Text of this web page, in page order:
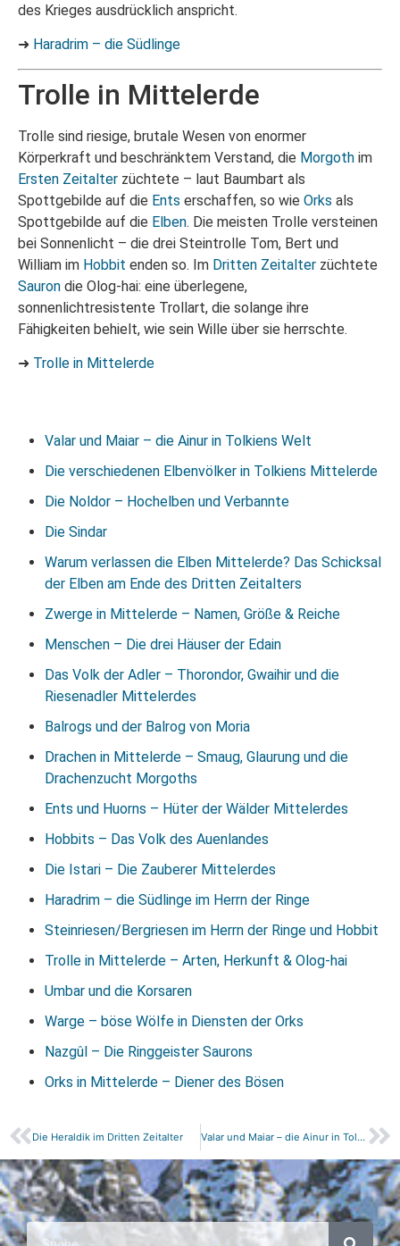
des Krieges ausdrücklich anspricht.
➜ Haradrim – die Südlinge
Trolle in Mittelerde
Trolle sind riesige, brutale Wesen von enormer
Körperkraft und beschränktem Verstand, die Morgoth im
Ersten Zeitalter züchtete – laut Baumbart als
Spottgebilde auf die Ents erschaffen, so wie Orks als
Spottgebilde auf die Elben. Die meisten Trolle versteinen
bei Sonnenlicht – die drei Steintrolle Tom, Bert und
William im Hobbit enden so. Im Dritten Zeitalter züchtete
Sauron die Olog-hai: eine überlegene,
sonnenlichtresistente Trollart, die solange ihre
Fähigkeiten behielt, wie sein Wille über sie herrschte.
➜ Trolle in Mittelerde
Valar und Maiar – die Ainur in Tolkiens Welt
Die verschiedenen Elbenvölker in Tolkiens Mittelerde
Die Noldor – Hochelben und Verbannte
Die Sindar
Warum verlassen die Elben Mittelerde? Das Schicksal
der Elben am Ende des Dritten Zeitalters
Zwerge in Mittelerde – Namen, Größe & Reiche
Menschen – Die drei Häuser der Edain
Das Volk der Adler – Thorondor, Gwaihir und die
Riesenadler Mittelerdes
Balrogs und der Balrog von Moria
Drachen in Mittelerde – Smaug, Glaurung und die
Drachenzucht Morgoths
Ents und Huorns – Hüter der Wälder Mittelerdes
Hobbits – Das Volk des Auenlandes
Die Istari – Die Zauberer Mittelerdes
Haradrim – die Südlinge im Herrn der Ringe
Steinriesen/Bergriesen im Herrn der Ringe und Hobbit
Trolle in Mittelerde – Arten, Herkunft & Olog-hai
Umbar und die Korsaren
Warge – böse Wölfe in Diensten der Orks
Nazgûl – Die Ringgeister Saurons
Orks in Mittelerde – Diener des Bösen
Die Heraldik im Dritten Zeitalter Valar und Maiar – die Ainur in Tolkiens Welt